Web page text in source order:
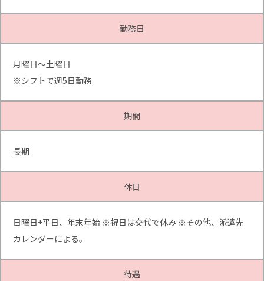
勤務日
月曜日～土曜日
※シフトで週5日勤務
期間
長期
休日
日曜日+平日、年末年始 ※祝日は交代で休み ※その他、派遣先
カレンダーによる。
待遇